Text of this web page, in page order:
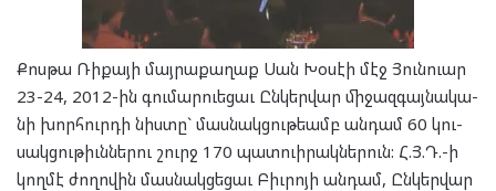
Քոս­թա Ռի­քա­յի մայ­րա­քա­ղաք Սան Խօ­սէի մէջ Յուն­ուար
23-24, 2012-ին գու­մար­ուե­ցաւ Ըն­կեր­վար մի­ջազ­գայ­նա­կա­
նի խոր­հուր­դի նիս­տը` մաս­նակ­ցու­թեամբ ան­դամ 60 կու­
սակ­ցու­թիւն­նե­րու շուրջ 170 պատ­ուի­րակ­նե­րուն: Հ.Յ.Դ.-ի
կող­մէ ժո­ղո­վին մաս­նակ­ցե­ցաւ Բիւ­րո­յի ան­դամ, Ըն­կեր­վար